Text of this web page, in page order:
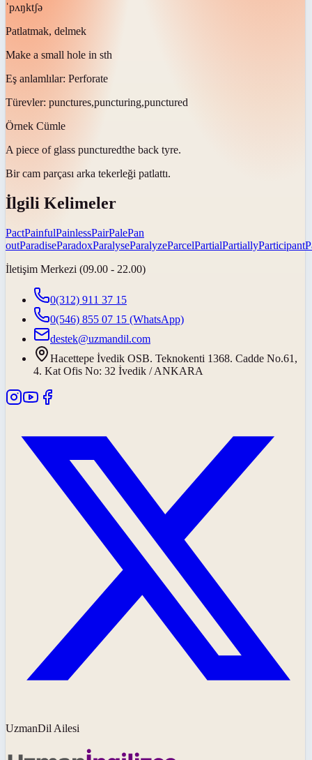
ˈpʌŋktʃə
Patlatmak, delmek
Make a small hole in sth
Eş anlamlılar: Perforate
Türevler: punctures,puncturing,punctured
Örnek Cümle
A piece of glass puncturedthe back tyre.
Bir cam parçası arka tekerleği patlattı.
İlgili Kelimeler
PactPainfulPainlessPairPalePan
outParadiseParadoxParalyseParalyzeParcelPartialPartiallyParticipant
İletişim Merkezi (09.00 - 22.00)
0(312) 911 37 15
0(546) 855 07 15 (WhatsApp)
destek@uzmandil.com
Hacettepe İvedik OSB. Teknokenti 1368. Cadde No.61,
4. Kat Ofis No: 32 İvedik / ANKARA
UzmanDil Ailesi